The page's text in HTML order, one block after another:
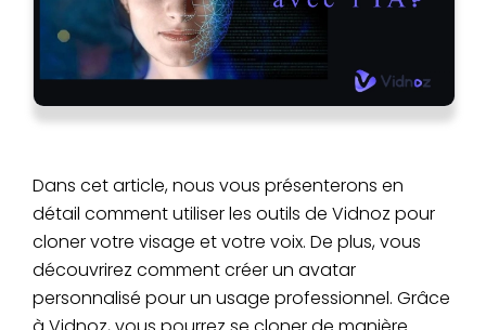
Dans cet article, nous vous présenterons en
détail comment utiliser les outils de Vidnoz pour
cloner votre visage et votre voix. De plus, vous
découvrirez comment créer un avatar
personnalisé pour un usage professionnel. Grâce